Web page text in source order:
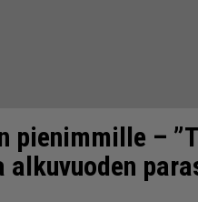
pienimmille –